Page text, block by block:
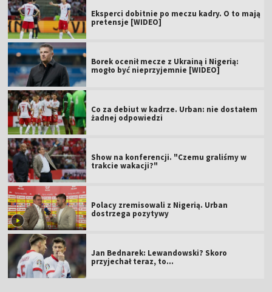
Eksperci dobitnie po meczu kadry. O to mają
pretensje [WIDEO]
Borek ocenił mecze z Ukrainą i Nigerią:
mogło być nieprzyjemnie [WIDEO]
Co za debiut w kadrze. Urban: nie dostałem
żadnej odpowiedzi
Show na konferencji. "Czemu graliśmy w
trakcie wakacji?"
Polacy zremisowali z Nigerią. Urban
dostrzega pozytywy
Jan Bednarek: Lewandowski? Skoro
przyjechał teraz, to…